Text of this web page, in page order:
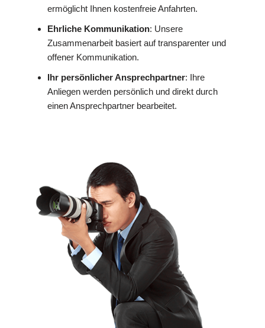
ermöglicht Ihnen kostenfreie Anfahrten.
Ehrliche Kommunikation: Unsere
Zusammenarbeit basiert auf transparenter und
offener Kommunikation.
Ihr persönlicher Ansprechpartner: Ihre
Anliegen werden persönlich und direkt durch
einen Ansprechpartner bearbeitet.